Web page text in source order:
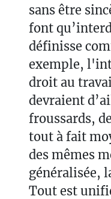
sans être
font
définisse
exemple,
droit au
devraient
froussards,
tout à fait
des mêmes
généralisée,
Tout est